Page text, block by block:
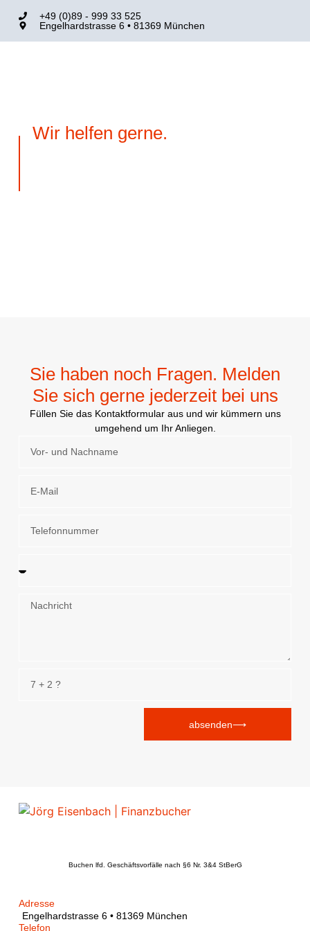
+49 (0)89 - 999 33 525
Engelhardstrasse 6 • 81369 München
Wir helfen gerne.
Sie haben noch Fragen. Melden
Sie sich gerne jederzeit bei uns
Füllen Sie das Kontaktformular aus und wir kümmern uns
umgehend um Ihr Anliegen.
absenden⟶
Buchen lfd. Geschäftsvorfälle nach §6 Nr. 3&4 StBerG
Adresse
Engelhardstrasse 6 • 81369 München
Telefon